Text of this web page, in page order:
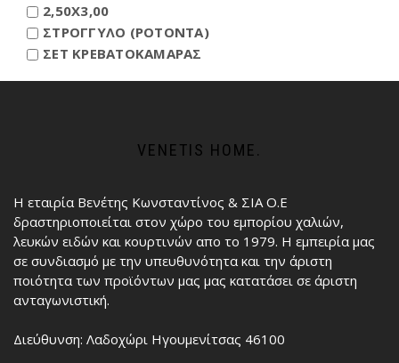
2,50X3,00
ΣΤΡΟΓΓΥΛΟ (ΡΟΤΟΝΤΑ)
ΣΕΤ ΚΡΕΒΑΤΟΚΑΜΑΡΑΣ
VENETIS HOME.
Η εταιρία Βενέτης Κωνσταντίνος & ΣΙΑ Ο.Ε
δραστηριοποιείται στον χώρο του εμπορίου χαλιών,
λευκών ειδών και κουρτινών απο το 1979. Η εμπειρία μας
σε συνδιασμό με την υπευθυνότητα και την άριστη
ποιότητα των προϊόντων μας μας κατατάσει σε άριστη
ανταγωνιστική.
Διεύθυνση: Λαδοχώρι Ηγουμενίτσας 46100